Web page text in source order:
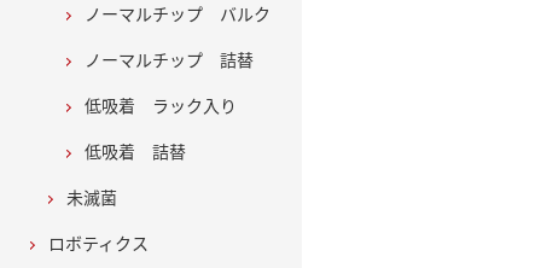
ノーマルチップ バルク
ノーマルチップ 詰替
低吸着 ラック入り
低吸着 詰替
未滅菌
ロボティクス